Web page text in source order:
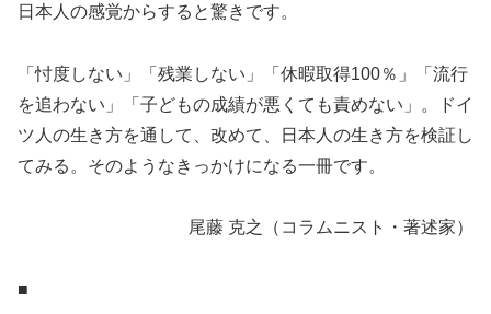
日本人の感覚からすると驚きです。
「忖度しない」「残業しない」「休暇取得100％」「流行
を追わない」「子どもの成績が悪くても責めない」。ドイ
ツ人の生き方を通して、改めて、日本人の生き方を検証し
てみる。そのようなきっかけになる一冊です。
尾藤 克之（コラムニスト・著述家）
■